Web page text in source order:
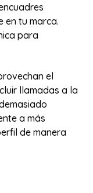
en tu marca.
para
el
llamadas a la
a más
de manera